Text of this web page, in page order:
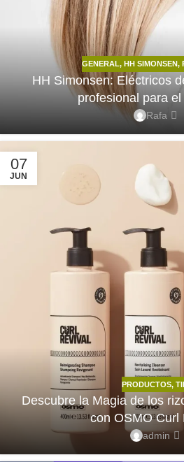
GENERAL, HH SIMONSEN,
HH Simonsen: Eléctricos
profesional para el
Rafa
07
JUN
PRODUCTOS,
Descubre la Magia de los
con OSMO Curl
admin